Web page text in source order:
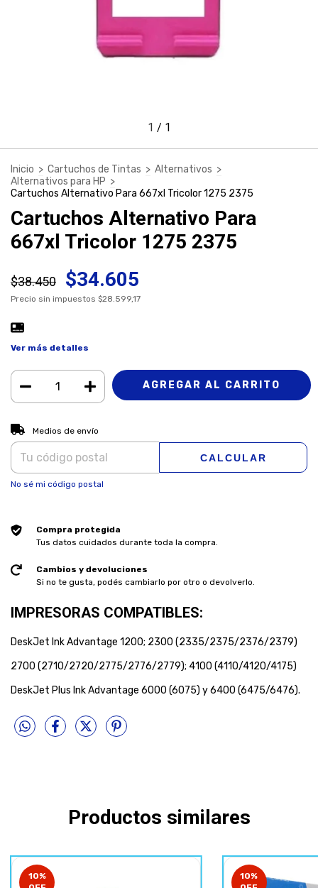
1 / 1
Inicio > Cartuchos de Tintas > Alternativos >
Alternativos para HP >
Cartuchos Alternativo Para 667xl Tricolor 1275 2375
Cartuchos Alternativo Para
667xl Tricolor 1275 2375
$38.450 $34.605
Precio sin impuestos $28.599,17
Ver más detalles
Entregas para el CP:
Medios de envío
CALCULAR
No sé mi código postal
Compra protegida
Tus datos cuidados durante toda la compra.
Cambios y devoluciones
Si no te gusta, podés cambiarlo por otro o devolverlo.
IMPRESORAS COMPATIBLES:
DeskJet Ink Advantage 1200; 2300 (2335/2375/2376/2379)
2700 (2710/2720/2775/2776/2779); 4100 (4110/4120/4175)
DeskJet Plus Ink Advantage 6000 (6075) y 6400 (6475/6476).
Productos similares
10%
10%